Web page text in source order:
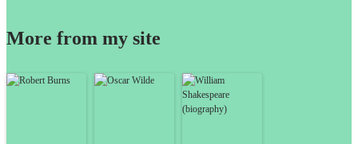
More from my site